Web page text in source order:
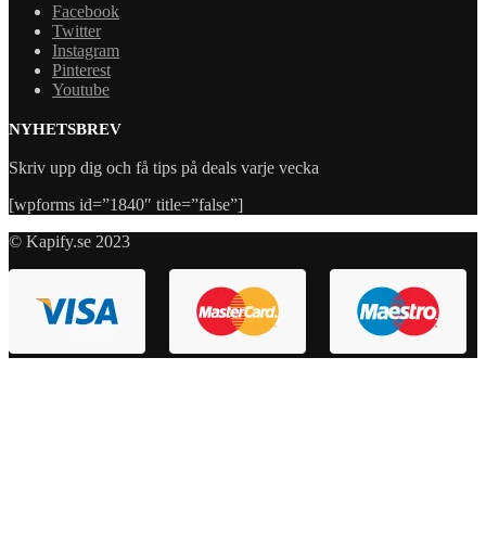
Facebook
Twitter
Instagram
Pinterest
Youtube
NYHETSBREV
Skriv upp dig och få tips på deals varje vecka
[wpforms id=”1840″ title=”false”]
© Kapify.se 2023